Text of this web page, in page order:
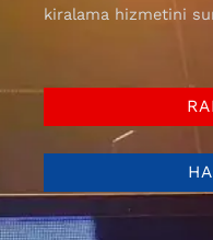
kiralama hizmetini